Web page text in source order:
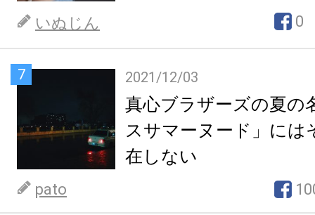
いぬじん 0
7 2021/12/03
真心ブラザーズの夏の
スサマーヌード」には
在しない
pato